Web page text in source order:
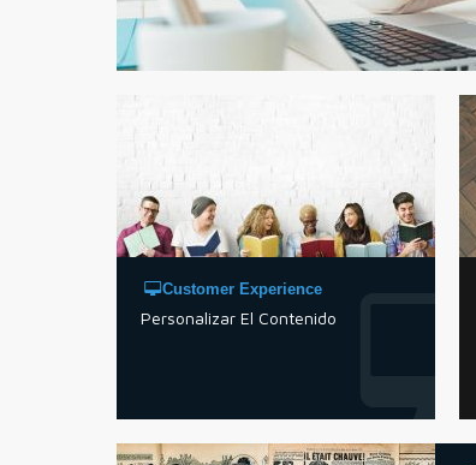
Customer Experience
Personalizar El Contenido